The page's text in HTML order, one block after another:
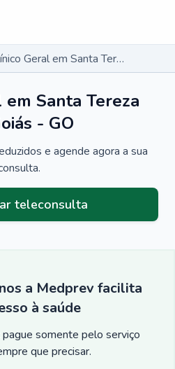
Clínico Geral em Santa Tereza de Goiás - GO
Santa Tereza
- GO
e agende agora a sua
teleconsulta
a Medprev facilita
à saúde
somente pelo serviço
que precisar.